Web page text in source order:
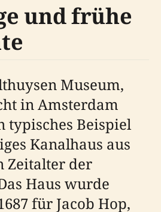
und frühe
Museum,
in Amsterdam
typisches Beispiel
Kanalhaus aus
Zeitalter der
Haus wurde
für Jacob Hop,